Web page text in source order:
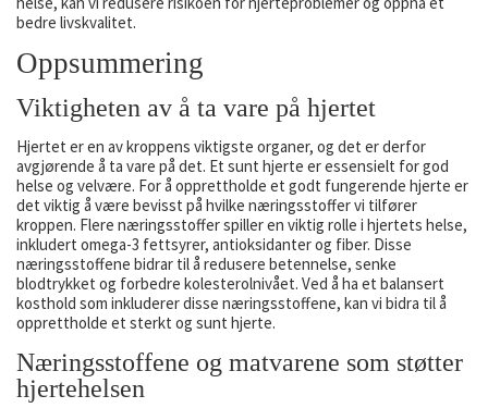
bedre livskvalitet.
Oppsummering
Viktigheten av å ta vare på hjertet
Hjertet er en av kroppens viktigste organer, og det er derfor
avgjørende å ta vare på det. Et sunt hjerte er essensielt for god
helse og velvære. For å opprettholde et godt fungerende hjerte er
det viktig å være bevisst på hvilke næringsstoffer vi tilfører
kroppen. Flere næringsstoffer spiller en viktig rolle i hjertets helse,
inkludert omega-3 fettsyrer, antioksidanter og fiber. Disse
næringsstoffene bidrar til å redusere betennelse, senke
blodtrykket og forbedre kolesterolnivået. Ved å ha et balansert
kosthold som inkluderer disse næringsstoffene, kan vi bidra til å
opprettholde et sterkt og sunt hjerte.
Næringsstoffene og matvarene som støtter
hjertehelsen